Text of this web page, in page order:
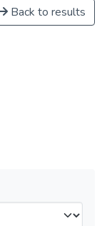
Back to results